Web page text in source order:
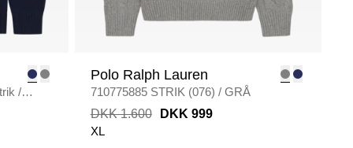
/
Polo Ralph Lauren
710775885 STRIK (076) / GRÅ
DKK 1.600
DKK 999
XL